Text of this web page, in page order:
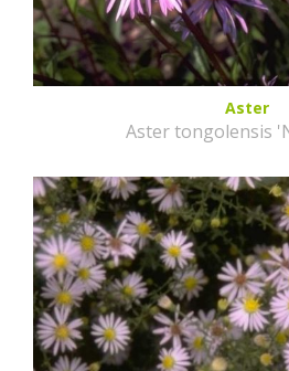
Aster
Aster tongolensis